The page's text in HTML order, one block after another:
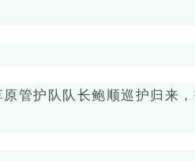
管护队队长鲍顺巡护归来